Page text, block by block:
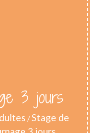
3 jours
/ Stage de